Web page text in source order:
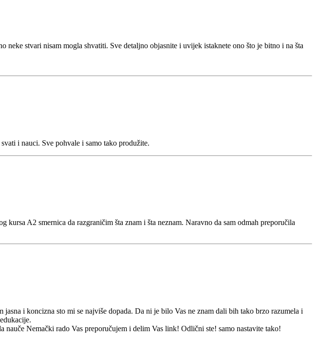
neke stvari nisam mogla shvatiti. Sve detaljno objasnite i uvijek istaknete ono što je bitno i na šta
i nauci. Sve pohvale i samo tako produžite.
A2 smernica da razgraničim šta znam i šta neznam. Naravno da sam odmah preporučila
i koncizna sto mi se najviše dopada. Da ni je bilo Vas ne znam dali bih tako brzo razumela i
Nemački rado Vas preporučujem i delim Vas link! Odlični ste! samo nastavite tako!